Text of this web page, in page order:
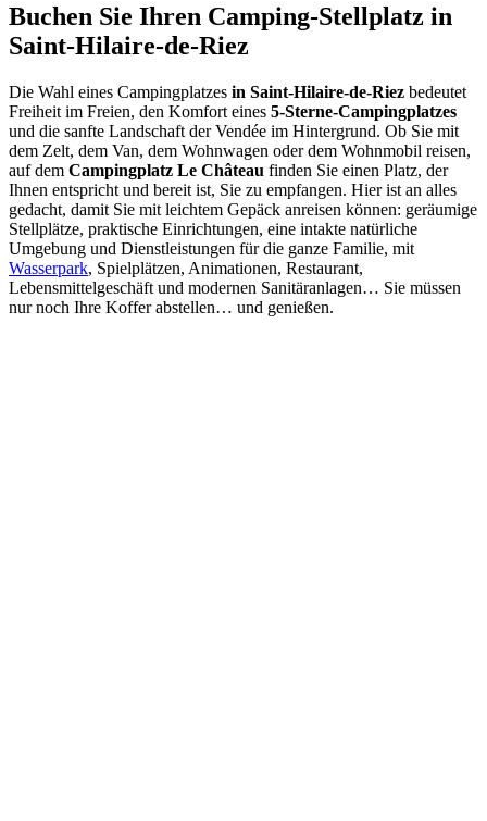
Buchen Sie Ihren Camping-Stellplatz in
Saint-Hilaire-de-Riez
Die Wahl eines Campingplatzes in Saint-Hilaire-de-Riez bedeutet
Freiheit im Freien, den Komfort eines 5-Sterne-Campingplatzes
und die sanfte Landschaft der Vendée im Hintergrund. Ob Sie mit
dem Zelt, dem Van, dem Wohnwagen oder dem Wohnmobil reisen,
auf dem Campingplatz Le Château finden Sie einen Platz, der
Ihnen entspricht und bereit ist, Sie zu empfangen. Hier ist an alles
gedacht, damit Sie mit leichtem Gepäck anreisen können: geräumige
Stellplätze, praktische Einrichtungen, eine intakte natürliche
Umgebung und Dienstleistungen für die ganze Familie, mit
Wasserpark, Spielplätzen, Animationen, Restaurant,
Lebensmittelgeschäft und modernen Sanitäranlagen… Sie müssen
nur noch Ihre Koffer abstellen… und genießen.